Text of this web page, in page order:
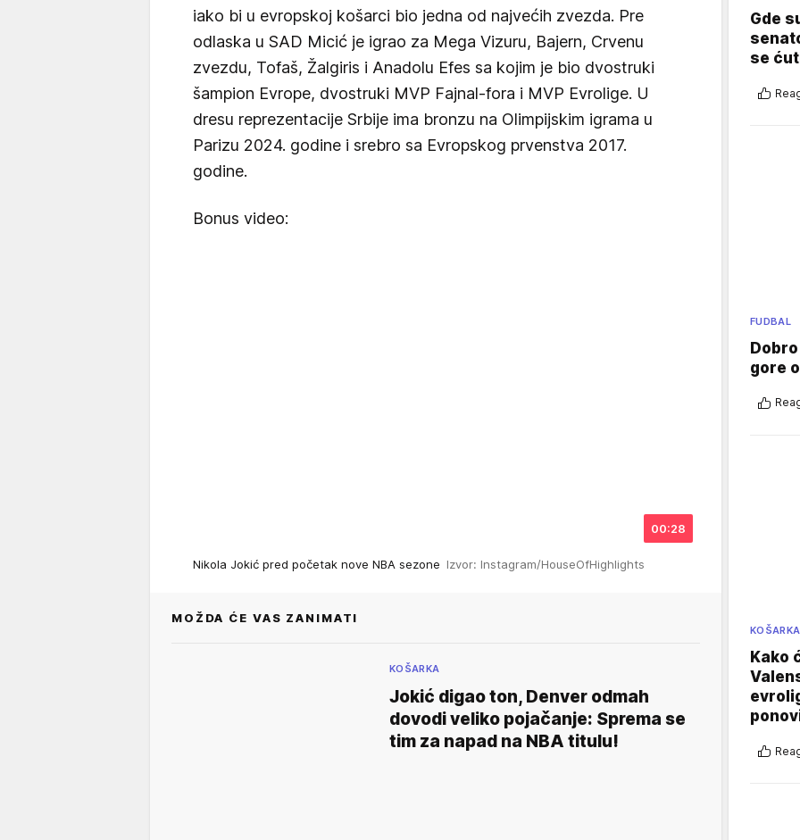
iako bi u evropskoj košarci bio jedna od najvećih zvezda. Pre
odlaska u SAD Micić je igrao za Mega Vizuru, Bajern, Crvenu
zvezdu, Tofaš, Žalgiris i Anadolu Efes sa kojim je bio dvostruki
šampion Evrope, dvostruki MVP Fajnal-fora i MVP Evrolige. U
dresu reprezentacije Srbije ima bronzu na Olimpijskim igrama u
Parizu 2024. godine i srebro sa Evropskog prvenstva 2017.
godine.
Bonus video:
00:28
Nikola Jokić pred početak nove NBA sezone Izvor: Instagram/HouseOfHighlights
MOŽDA ĆE VAS ZANIMATI
KOŠARKA
Jokić digao ton, Denver odmah
dovodi veliko pojačanje: Sprema se
tim za napad na NBA titulu!
Gde
se
FUDBAL
gore
KOŠARKA
Kako